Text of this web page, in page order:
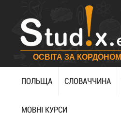
ОСВІТА ЗА КОРДОНОМ
ПОЛЬЩА СЛОВАЧЧИНА
МОВНІ КУРСИ